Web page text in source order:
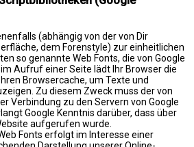
(abhängig von der von Dir
dem Forenstyle) zur einheitlichen
so genannte Web Fonts, die von Google
Aufruf einer Seite lädt Ihr Browser die
Browsercache, um Texte und
Zu diesem Zweck muss der von
Verbindung zu den Servern von Google
Google Kenntnis darüber, dass über
aufgerufen wurde.
Fonts erfolgt im Interesse einer